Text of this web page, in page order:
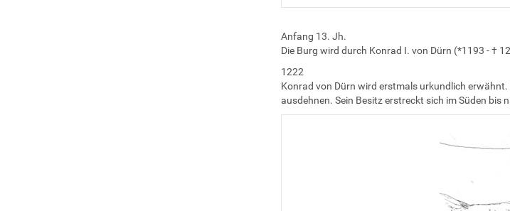
Anfang 13. Jh.
Die Burg wird durch Konrad I. von Dürn (*1193 - †
1222
Konrad von Dürn wird erstmals urkundlich
ausdehnen. Sein Besitz erstreckt sich im Süden bis